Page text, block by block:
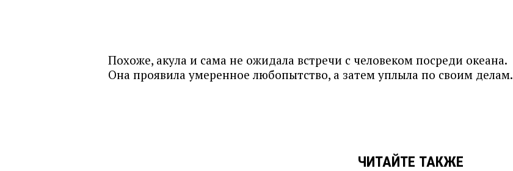
Похоже, акула и сама не ожидала встречи с человеком посреди океана.
Она проявила умеренное любопытство, а затем уплыла по своим делам.
ЧИТАЙТЕ ТАКЖЕ